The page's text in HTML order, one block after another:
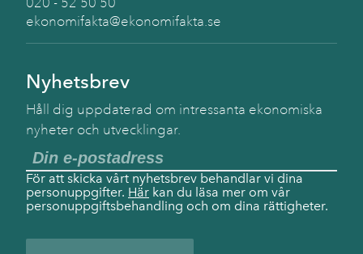
ekonomifakta@ekonomifakta.se
Nyhetsbrev
Håll dig uppdaterad om intressanta ekonomiska
nyheter och utvecklingar.
För att skicka vårt nyhetsbrev behandlar vi dina
personuppgifter. Här kan du läsa mer om vår
personuppgiftsbehandling och om dina rättigheter.